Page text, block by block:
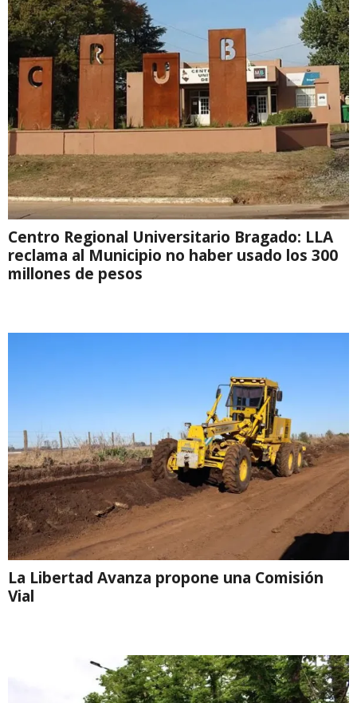
Centro Regional Universitario Bragado: LLA
reclama al Municipio no haber usado los 300
millones de pesos
La Libertad Avanza propone una Comisión
Vial